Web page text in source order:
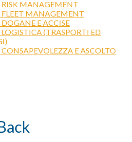
RISK MANAGEMENT
FLEET MANAGEMENT
E ACCISE
LOGISTICA (TRASPORTI ED
CONSAPEVOLEZZA E ASCOLTO